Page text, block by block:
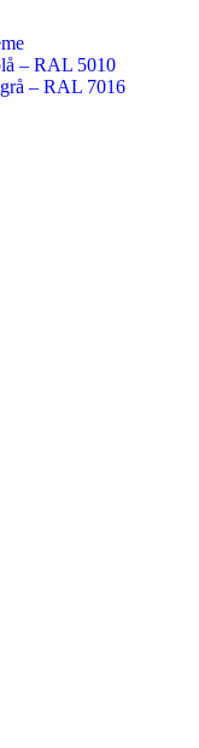
– RAL 5010
– RAL 7016